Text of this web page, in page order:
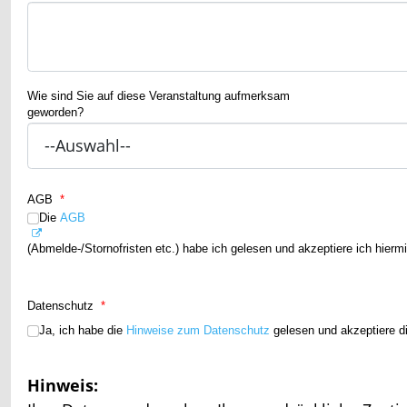
Wie sind Sie auf diese Veranstaltung aufmerksam
geworden?
AGB *
Die AGB
(Abmelde-/Stornofristen etc.) habe ich gelesen und akzeptiere ich
Datenschutz *
Ja, ich habe die Hinweise zum Datenschutz gelesen und akzeptiere
Hinweis: